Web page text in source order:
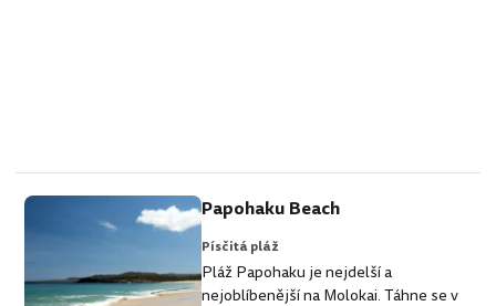
Papohaku Beach
Písčitá pláž
Pláž Papohaku je nejdelší a
nejoblíbenější na Molokai. Táhne se v